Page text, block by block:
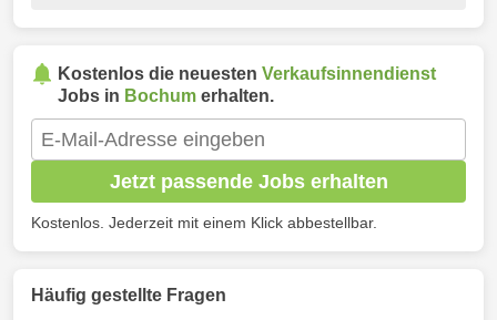
Kostenlos die neuesten Verkaufsinnendienst
Jobs in Bochum erhalten.
Jetzt passende Jobs erhalten
Kostenlos. Jederzeit mit einem Klick abbestellbar.
Häufig gestellte Fragen